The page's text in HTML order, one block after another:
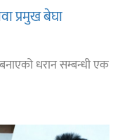
प्रमुख बेघा
धरान सम्बन्धी एक